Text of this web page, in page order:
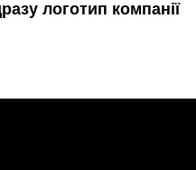
логотип компанії